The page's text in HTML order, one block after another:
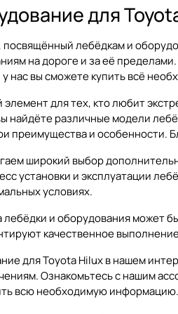
для
лебёдкам и
на дороге и за её
нас вы сможете купить всё
для тех, кто любит
найдёте различные модели
преимущества и
широкий выбор
установки и эксплуатации
условиях.
и оборудования может
качественное
для Toyota Hilux в нашем
Ознакомьтесь с нашим
всю необходимую информацию.